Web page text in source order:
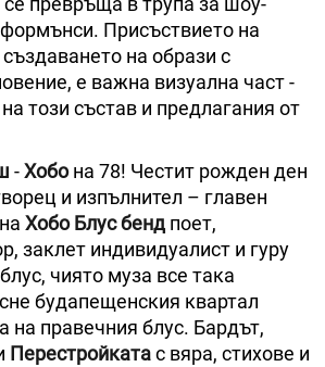
Присъствието на
на образи с
е важна визуална част -
този състав и предлагания от
-Хобона 78! Честит рожден ден
и изпълнител – главен
Хобо Блус бенд поет,
заклет индивидуалист и гуру
чиято муза все така
будапещенския квартал
на правечния блус. Бардът,
Перестройкатас вяра, стихове и